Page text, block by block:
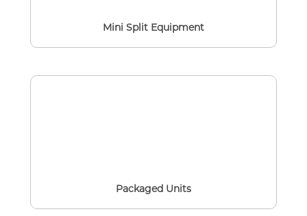
Mini Split Equipment
Packaged Units